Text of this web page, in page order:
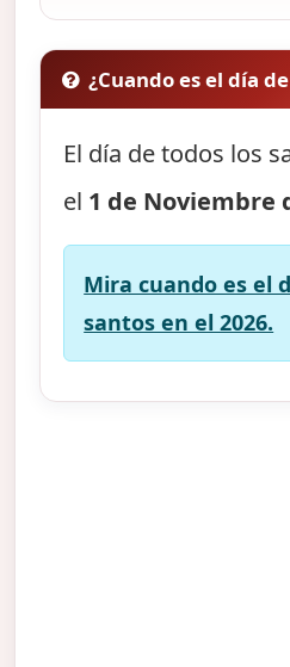
¿Cuando es el día
El día de todos los
el 1 de Noviembre
Mira cuando es el
santos en el 2026.